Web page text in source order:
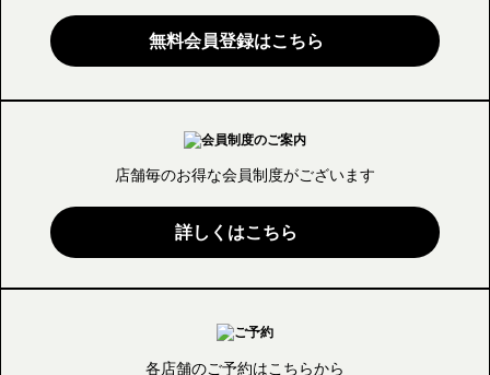
無料会員登録はこちら
店舗毎のお得な会員制度がございます
詳しくはこちら
各店舗のご予約はこちらから